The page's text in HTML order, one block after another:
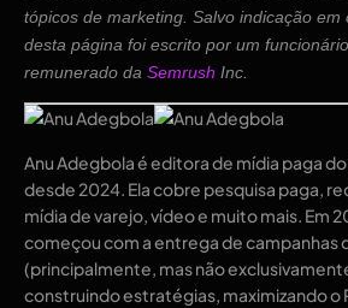
tópicos de marketing. Salvo indicação
desta página foi escrito por um
remunerado da Semrush Inc.
Anu Adegbola é editora de mídia paga
desde 2024. Ela cobre pesquisa paga,
mídia de varejo, vídeo e muito mais. Em
começou com a entrega de campanhas
(principalmente, mas não
construindo estratégias, maximizando o